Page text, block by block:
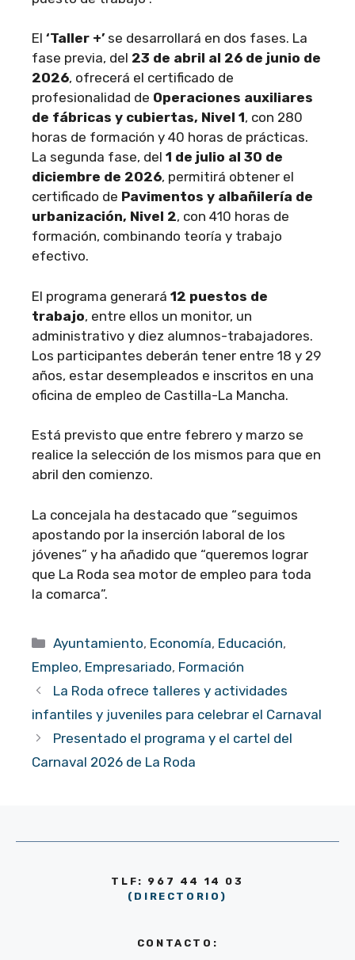
El ‘Taller +’ se desarrollará en dos fases. La
fase previa, del 23 de abril al 26 de junio de
2026, ofrecerá el certificado de
profesionalidad de Operaciones auxiliares
de fábricas y cubiertas, Nivel 1, con 280
horas de formación y 40 horas de prácticas.
La segunda fase, del 1 de julio al 30 de
diciembre de 2026, permitirá obtener el
certificado de Pavimentos y albañilería de
urbanización, Nivel 2, con 410 horas de
formación, combinando teoría y trabajo
efectivo.
El programa generará 12 puestos de
trabajo, entre ellos un monitor, un
administrativo y diez alumnos-trabajadores.
Los participantes deberán tener entre 18 y 29
años, estar desempleados e inscritos en una
oficina de empleo de Castilla-La Mancha.
Está previsto que entre febrero y marzo se
realice la selección de los mismos para que en
abril den comienzo.
La concejala ha destacado que “seguimos
apostando por la inserción laboral de los
jóvenes” y ha añadido que “queremos lograr
que La Roda sea motor de empleo para toda
la comarca”.
Categorías
Ayuntamiento, Economía, Educación,
Empleo, Empresariado, Formación
La Roda ofrece talleres y actividades
infantiles y juveniles para celebrar el Carnaval
Presentado el programa y el cartel del
Carnaval 2026 de La Roda
TLF: 967 44 14 03
(DIRECTORIO)
CONTACTO: